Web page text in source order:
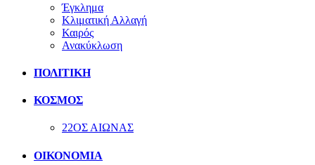
Έγκλημα
Κλιματική Αλλαγή
Καιρός
Ανακύκλωση
ΠΟΛΙΤΙΚΗ
ΚΟΣΜΟΣ
22ΟΣ ΑΙΩΝΑΣ
ΟΙΚΟΝΟΜΙΑ